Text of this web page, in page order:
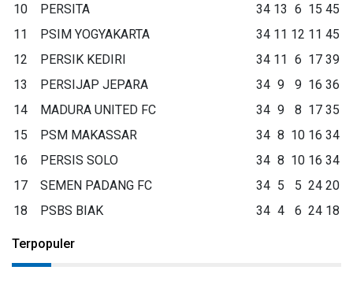
10
PERSITA 34 13 6 15 45
11
PSIM YOGYAKARTA 34 11 12 11 45
12
PERSIK KEDIRI 34 11 6 17 39
13
PERSIJAP JEPARA 34 9 9 16 36
14
MADURA UNITED FC 34 9 8 17 35
15
PSM MAKASSAR 34 8 10 16 34
16
PERSIS SOLO 34 8 10 16 34
17
SEMEN PADANG FC 34 5 5 24 20
18
PSBS BIAK 34 4 6 24 18
Terpopuler